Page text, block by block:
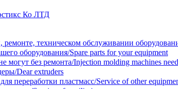
Ко ЛТД
ремонте, техническом обслуживании
оборудования/Spare parts for your equipment
могут без ремонта/Injection molding machines
Dear extruders
переработки пластмасс/Service of other